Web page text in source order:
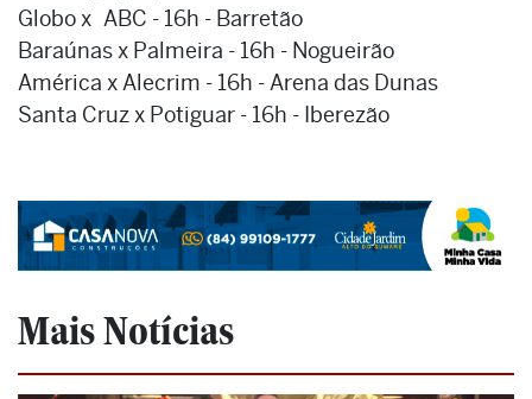
Globo x ABC - 16h - Barretão
Baraúnas x Palmeira - 16h - Nogueirão
América x Alecrim - 16h - Arena das Dunas
Santa Cruz x Potiguar - 16h - Iberezão
Mais Notícias